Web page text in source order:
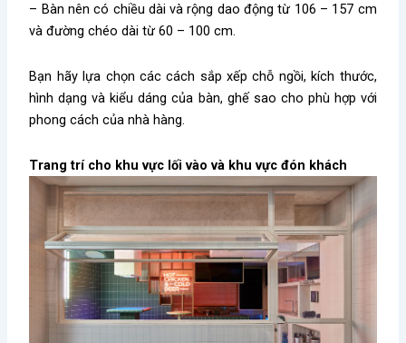
– Bàn nên có chiều dài và rộng dao động từ 106 – 157 cm
và đường chéo dài từ 60 – 100 cm.
Bạn hãy lựa chọn các cách sắp xếp chỗ ngồi, kích thước,
hình dạng và kiểu dáng của bàn, ghế sao cho phù hợp với
phong cách của nhà hàng.
Trang trí cho khu vực lối vào và khu vực đón khách